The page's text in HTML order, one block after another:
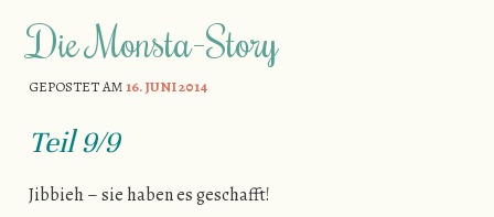
Die Monsta-Story
GEPOSTET AM16. JUNI 2014
Teil 9/9
Jibbieh – sie haben es geschafft!